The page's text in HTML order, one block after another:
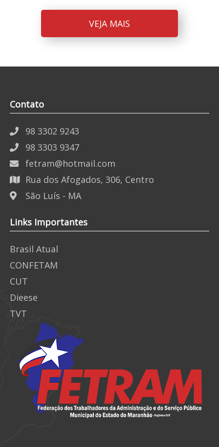
VEJA MAIS
Contato
98 3302 9243
98 3303 9347
fetram@hotmail.com
Rua dos Afogados, 306, Centro
São Luís - MA
Links Importantes
Brasil Atual
CONFETAM
CUT
Dieese
TVT